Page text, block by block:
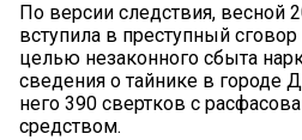
По версии следствия, весной
вступила в преступный
целью незаконного сбыта
сведения о тайнике в городе
него 390 свертков с
средством.